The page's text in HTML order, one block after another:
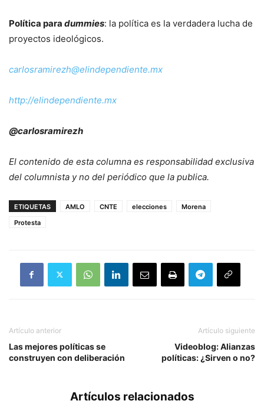
Política para dummies: la política es la verdadera lucha de
proyectos ideológicos.
carlosramirezh@elindependiente.mx
http://elindependiente.mx
@carlosramirezh
El contenido de esta columna es responsabilidad exclusiva
del columnista y no del periódico que la publica.
ETIQUETAS AMLO CNTE elecciones
Morena
Protesta
Artículo anterior
Las mejores políticas se
construyen con deliberación
Artículo siguiente
Videoblog: Alianzas
políticas: ¿Sirven o no?
Artículos relacionados